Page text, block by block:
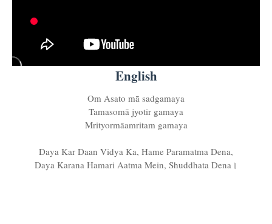
English
Om Asato mā sadgamaya
Tamasomā jyotir gamaya
Mrityormāamritam gamaya
Daya Kar Daan Vidya Ka, Hame Paramatma Dena,
Daya Karana Hamari Aatma Mein, Shuddhata Dena।